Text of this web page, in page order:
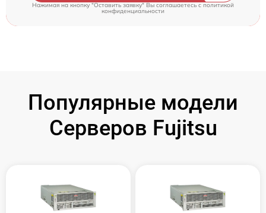
Нажимая на кнопку "Оставить заявку" Вы соглашаетесь cполитикой
конфиденциальности
Популярные модели
Серверов Fujitsu